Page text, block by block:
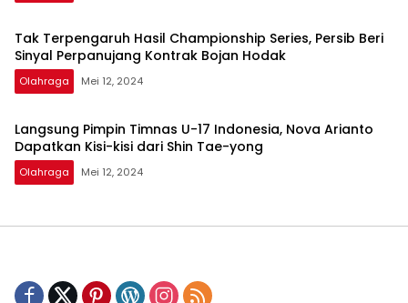
Tak Terpengaruh Hasil Championship Series, Persib Beri
Sinyal Perpanujang Kontrak Bojan Hodak
Olahraga Mei 12, 2024
Langsung Pimpin Timnas U-17 Indonesia, Nova Arianto
Dapatkan Kisi-kisi dari Shin Tae-yong
Olahraga Mei 12, 2024